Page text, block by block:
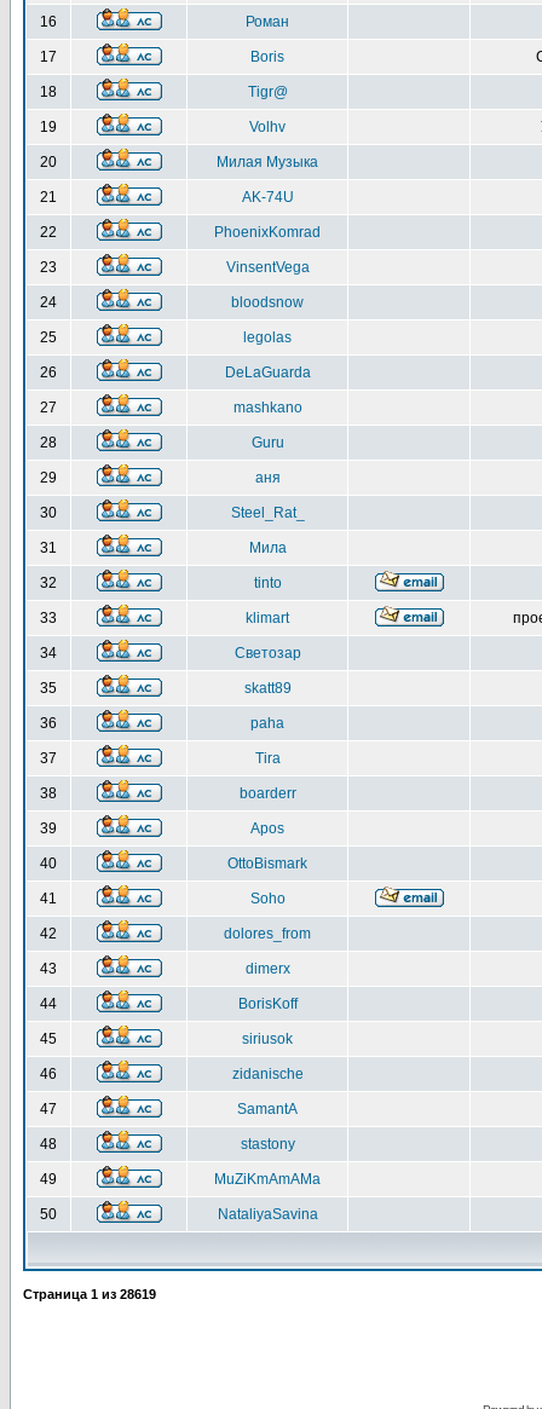
16 Роман
17 Boris
18 Tigr@
19 Volhv
20 Милая Музыка
21 AK-74U
22 PhoenixKomrad
23 VinsentVega
24 bloodsnow
25 legolas
26 DeLaGuarda
27 mashkano
28 Guru
29 аня
30 Steel_Rat_
31 Мила
32 tinto
33 klimart
34 Светозар
35 skatt89
36 paha
37 Tira
38 boarderr
39 Apos
40 OttoBismark
41 Soho
42 dolores_from
43 dimerx
44 BorisKoff
45 siriusok
46 zidanische
47 SamantA
48 stastony
49 MuZiKmAmAMa
50 NataliyaSavina
Страница 1 из 28619